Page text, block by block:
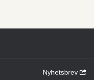
Nyhetsbrev